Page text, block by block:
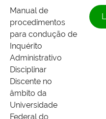
Manual de
procedimentos
para condução de
Inquérito
Administrativo
Disciplinar
Discente no
âmbito da
Universidade
Federal do